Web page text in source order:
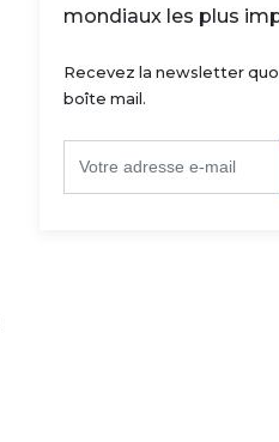
mondiaux les plus
Recevez la newsletter
boîte mail.